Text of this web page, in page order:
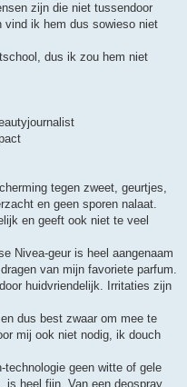
zijn die niet tussendoor
vind ik hem dus sowieso niet
dus ik zou hem niet
tegen zweet, geurtjes,
en geen sporen nalaat.
en geeft ook niet te veel
Nivea-geur is heel aangenaam
van mijn favoriete parfum.
huidvriendelijk. Irritaties zijn
dus best zwaar om mee te
mij ook niet nodig, ik douch
geen witte of gele
is heel fijn. Van een deospray